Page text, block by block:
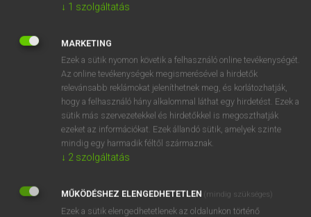
DÍJMENTES ANGOL SZÓTÁR
sub
subagency
subantarctic
↓ 1 szolgáltatás
MARKETING
Ezek a sütik nyomon követik a felhasználó online tevékenységét.
Az online tevékenységek megismerésével a hirdetők
relevánsabb reklámokat jeleníthetnek meg, és korlátozhatják,
hogy a felhasználó hány alkalommal láthat egy hirdetést. Ezek a
sütik más szervezetekkel és hirdetőkkel is megoszthatják
ezeket az információkat. Ezek állandó sütik, amelyek szinte
mindig egy harmadik féltől származnak.
↓ 2 szolgáltatás
MŰKÖDÉSHEZ ELENGEDHETETLEN (mindig szükséges)
Ezek a sütik elengedhetetlenek az oldalunkon történő